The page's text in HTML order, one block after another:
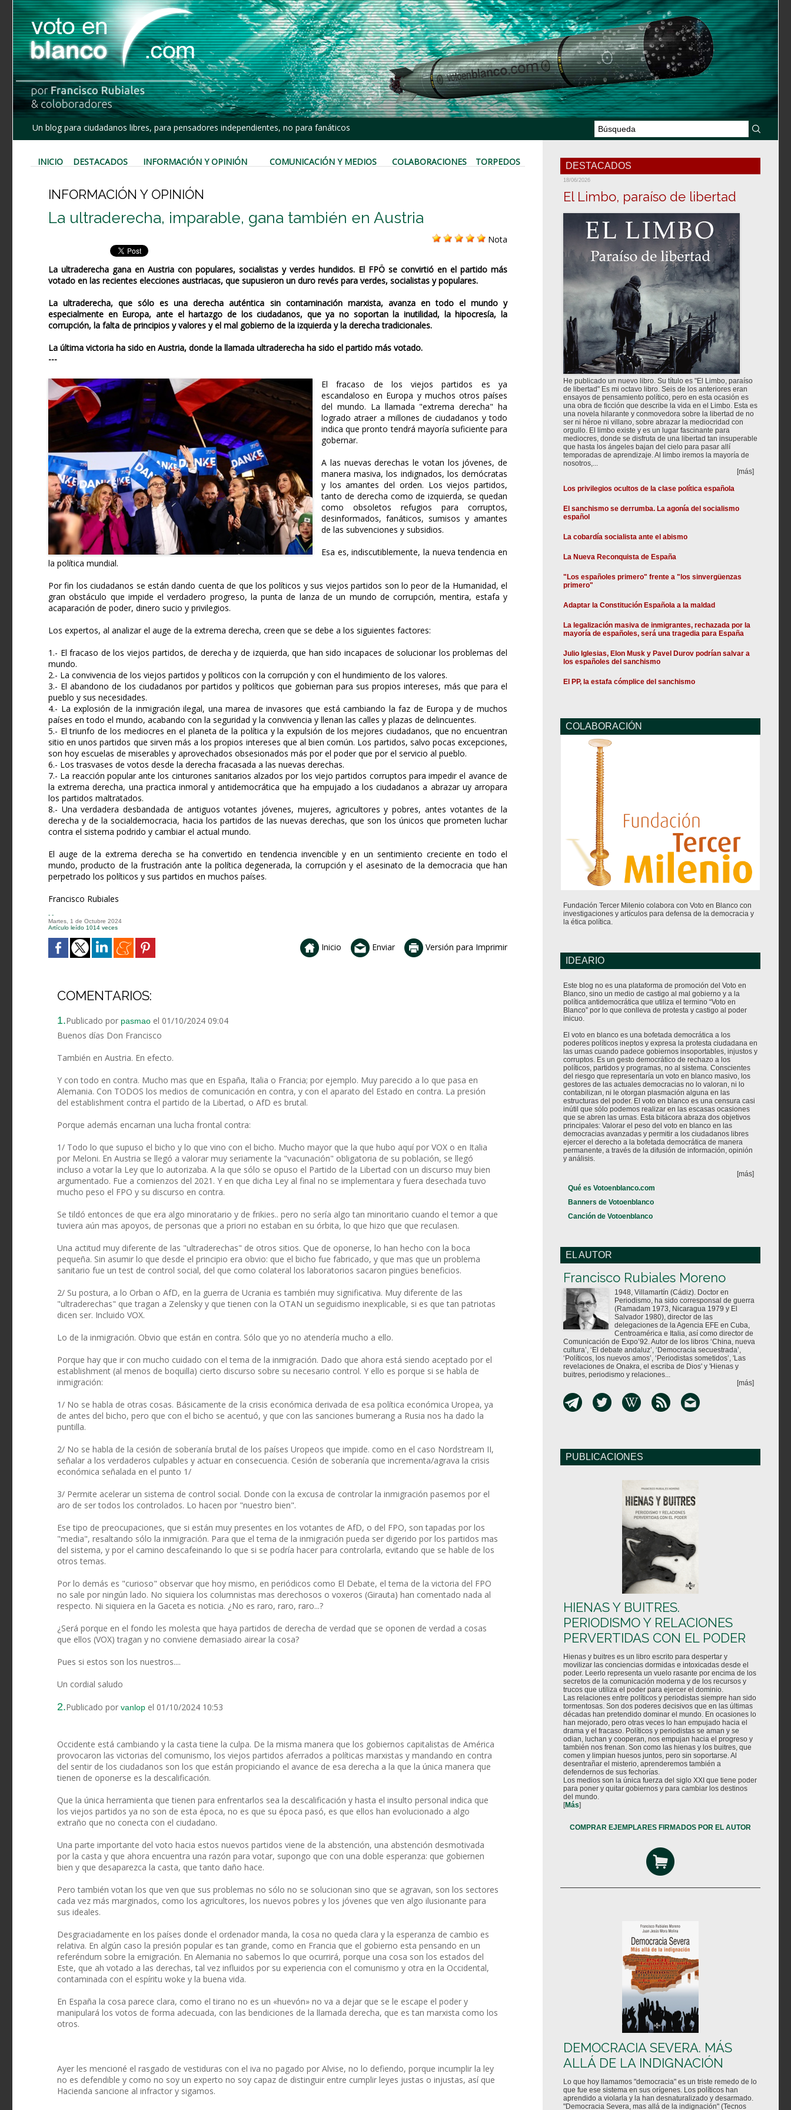
Un blog para ciudadanos libres, para pensadores independientes, no para fanáticos
INICIO DESTACADOS INFORMACIÓN Y OPINIÓN COMUNICACIÓN Y MEDIOS COLABORACIONES TORPEDOS
INFORMACIÓN Y OPINIÓN
La ultraderecha, imparable, gana también en Austria
Nota
La ultraderecha gana en Austria con populares, socialistas y verdes hundidos. El FPÖ se convirtió en el partido más
votado en las recientes elecciones austriacas, que supusieron un duro revés para verdes, socialistas y populares.
La ultraderecha, que sólo es una derecha auténtica sin contaminación marxista, avanza en todo el mundo y
especialmente en Europa, ante el hartazgo de los ciudadanos, que ya no soportan la inutilidad, la hipocresía, la
corrupción, la falta de principios y valores y el mal gobierno de la izquierda y la derecha tradicionales.
La última victoria ha sido en Austria, donde la llamada ultraderecha ha sido el partido más votado.
---
El fracaso de los viejos partidos es ya
escandaloso en Europa y muchos otros países
del mundo. La llamada "extrema derecha" ha
logrado atraer a millones de ciudadanos y todo
indica que pronto tendrá mayoría suficiente para
gobernar.
A las nuevas derechas le votan los jóvenes, de
manera masiva, los indignados, los demócratas
y los amantes del orden. Los viejos partidos,
tanto de derecha como de izquierda, se quedan
como obsoletos refugios para corruptos,
desinformados, fanáticos, sumisos y amantes
de las subvenciones y subsidios.
Esa es, indiscutiblemente, la nueva tendencia en
la política mundial.
Por fin los ciudadanos se están dando cuenta de que los políticos y sus viejos partidos son lo peor de la Humanidad, el
gran obstáculo que impide el verdadero progreso, la punta de lanza de un mundo de corrupción, mentira, estafa y
acaparación de poder, dinero sucio y privilegios.
Los expertos, al analizar el auge de la extrema derecha, creen que se debe a los siguientes factores:
1.- El fracaso de los viejos partidos, de derecha y de izquierda, que han sido incapaces de solucionar los problemas del
mundo.
2.- La convivencia de los viejos partidos y políticos con la corrupción y con el hundimiento de los valores.
3.- El abandono de los ciudadanos por partidos y políticos que gobiernan para sus propios intereses, más que para el
pueblo y sus necesidades.
4.- La explosión de la inmigración ilegal, una marea de invasores que está cambiando la faz de Europa y de muchos
países en todo el mundo, acabando con la seguridad y la convivencia y llenan las calles y plazas de delincuentes.
5.- El triunfo de los mediocres en el planeta de la política y la expulsión de los mejores ciudadanos, que no encuentran
sitio en unos partidos que sirven más a los propios intereses que al bien común. Los partidos, salvo pocas excepciones,
son hoy escuelas de miserables y aprovechados obsesionados más por el poder que por el servicio al pueblo.
6.- Los trasvases de votos desde la derecha fracasada a las nuevas derechas.
7.- La reacción popular ante los cinturones sanitarios alzados por los viejo partidos corruptos para impedir el avance de
la extrema derecha, una practica inmoral y antidemocrática que ha empujado a los ciudadanos a abrazar uy arropara
los partidos maltratados.
8.- Una verdadera desbandada de antiguos votantes jóvenes, mujeres, agricultores y pobres, antes votantes de la
derecha y de la socialdemocracia, hacia los partidos de las nuevas derechas, que son los únicos que prometen luchar
contra el sistema podrido y cambiar el actual mundo.
El auge de la extrema derecha se ha convertido en tendencia invencible y en un sentimiento creciente en todo el
mundo, producto de la frustración ante la política degenerada, la corrupción y el asesinato de la democracia que han
perpetrado los políticos y sus partidos en muchos países.
Francisco Rubiales
- -
Martes, 1 de Octubre 2024
Artículo leído 1014 veces
Inicio Enviar Versión para Imprimir
COMENTARIOS:
1.Publicado por pasmao el 01/10/2024 09:04
Buenos días Don Francisco
También en Austria. En efecto.
Y con todo en contra. Mucho mas que en España, Italia o Francia; por ejemplo. Muy parecido a lo que pasa en
Alemania. Con TODOS los medios de comunicación en contra, y con el aparato del Estado en contra. La presión
del establishment contra el partido de la Libertad, o AfD es brutal.
Porque además encarnan una lucha frontal contra:
1/ Todo lo que supuso el bicho y lo que vino con el bicho. Mucho mayor que la que hubo aquí por VOX o en Italia
por Meloni. En Austria se llegó a valorar muy seriamente la "vacunación" obligatoria de su población, se llegó
incluso a votar la Ley que lo autorizaba. A la que sólo se opuso el Partido de la Libertad con un discurso muy bien
argumentado. Fue a comienzos del 2021. Y en que dicha Ley al final no se implementara y fuera desechada tuvo
mucho peso el FPO y su discurso en contra.
Se tildó entonces de que era algo minoratario y de frikies.. pero no sería algo tan minoritario cuando el temor a que
tuviera aún mas apoyos, de personas que a priori no estaban en su órbita, lo que hizo que que reculasen.
Una actitud muy diferente de las "ultraderechas" de otros sitios. Que de oponerse, lo han hecho con la boca
pequeña. Sin asumir lo que desde el principio era obvio: que el bicho fue fabricado, y que mas que un problema
sanitario fue un test de control social, del que como colateral los laboratorios sacaron pingües beneficios.
2/ Su postura, a lo Orban o AfD, en la guerra de Ucrania es también muy significativa. Muy diferente de las
"ultraderechas" que tragan a Zelensky y que tienen con la OTAN un seguidismo inexplicable, si es que tan patriotas
dicen ser. Incluido VOX.
Lo de la inmigración. Obvio que están en contra. Sólo que yo no atendería mucho a ello.
Porque hay que ir con mucho cuidado con el tema de la inmigración. Dado que ahora está siendo aceptado por el
establishment (al menos de boquilla) cierto discurso sobre su necesario control. Y ello es porque si se habla de
inmigración:
1/ No se habla de otras cosas. Básicamente de la crisis económica derivada de esa política económica Uropea, ya
de antes del bicho, pero que con el bicho se acentuó, y que con las sanciones bumerang a Rusia nos ha dado la
puntilla.
2/ No se habla de la cesión de soberanía brutal de los países Uropeos que impide. como en el caso Nordstream II,
señalar a los verdaderos culpables y actuar en consecuencia. Cesión de soberanía que incrementa/agrava la crisis
económica señalada en el punto 1/
3/ Permite acelerar un sistema de control social. Donde con la excusa de controlar la inmigración pasemos por el
aro de ser todos los controlados. Lo hacen por "nuestro bien".
Ese tipo de preocupaciones, que si están muy presentes en los votantes de AfD, o del FPO, son tapadas por los
"media", resaltando sólo la inmigración. Para que el tema de la inmigración pueda ser digerido por los partidos mas
del sistema, y por el camino descafeinando lo que si se podría hacer para controlarla, evitando que se hable de los
otros temas.
Por lo demás es "curioso" observar que hoy mismo, en periódicos como El Debate, el tema de la victoria del FPO
no sale por ningún lado. No siquiera los columnistas mas derechosos o voxeros (Girauta) han comentado nada al
respecto. Ni siquiera en la Gaceta es noticia. ¿No es raro, raro, raro...?
¿Será porque en el fondo les molesta que haya partidos de derecha de verdad que se oponen de verdad a cosas
que ellos (VOX) tragan y no conviene demasiado airear la cosa?
Pues si estos son los nuestros....
Un cordial saludo
2.Publicado por vanlop el 01/10/2024 10:53
Occidente está cambiando y la casta tiene la culpa. De la misma manera que los gobiernos capitalistas de América
provocaron las victorias del comunismo, los viejos partidos aferrados a políticas marxistas y mandando en contra
del sentir de los ciudadanos son los que están propiciando el avance de esa derecha a la que la única manera que
tienen de oponerse es la descalificación.
Que la única herramienta que tienen para enfrentarlos sea la descalificación y hasta el insulto personal indica que
los viejos partidos ya no son de esta época, no es que su época pasó, es que ellos han evolucionado a algo
extraño que no conecta con el ciudadano.
Una parte importante del voto hacia estos nuevos partidos viene de la abstención, una abstención desmotivada
por la casta y que ahora encuentra una razón para votar, supongo que con una doble esperanza: que gobiernen
bien y que desaparezca la casta, que tanto daño hace.
Pero también votan los que ven que sus problemas no sólo no se solucionan sino que se agravan, son los sectores
cada vez más marginados, como los agricultores, los nuevos pobres y los jóvenes que ven algo ilusionante para
sus ideales.
Desgraciadamente en los países donde el ordenador manda, la cosa no queda clara y la esperanza de cambio es
relativa. En algún caso la presión popular es tan grande, como en Francia que el gobierno esta pensando en un
referéndum sobre la emigración. En Alemania no sabemos lo que ocurrirá, porque una cosa son los estados del
Este, que ah votado a las derechas, tal vez influidos por su experiencia con el comunismo y otra en la Occidental,
contaminada con el espíritu woke y la buena vida.
En España la cosa parece clara, como el tirano no es un «huevón» no va a dejar que se le escape el poder y
manipulará los votos de forma adecuada, con las bendiciones de la llamada derecha, que es tan marxista como los
otros.
Ayer les mencioné el rasgado de vestiduras con el iva no pagado por Alvise, no lo defiendo, porque incumplir la ley
no es defendible y como no soy un experto no soy capaz de distinguir entre cumplir leyes justas o injustas, así que
Hacienda sancione al infractor y sigamos.
DESTACADOS
18/06/2026
El Limbo, paraíso de libertad
He publicado un nuevo libro. Su título es "El Limbo, paraíso
de libertad" Es mi octavo libro. Seis de los anteriores eran
ensayos de pensamiento político, pero en esta ocasión es
una obra de ficción que describe la vida en el Limbo. Esta es
una novela hilarante y conmovedora sobre la libertad de no
ser ni héroe ni villano, sobre abrazar la mediocridad con
orgullo. El limbo existe y es un lugar fascinante para
mediocres, donde se disfruta de una libertad tan insuperable
que hasta los ángeles bajan del cielo para pasar allí
temporadas de aprendizaje. Al limbo iremos la mayoría de
nosotros,...
[más]
Los privilegios ocultos de la clase política española
El sanchismo se derrumba. La agonía del socialismo
español
La cobardía socialista ante el abismo
La Nueva Reconquista de España
"Los españoles primero" frente a "los sinvergüenzas
primero"
Adaptar la Constitución Española a la maldad
La legalización masiva de inmigrantes, rechazada por la
mayoría de españoles, será una tragedia para España
Julio Iglesias, Elon Musk y Pavel Durov podrían salvar a
los españoles del sanchismo
El PP, la estafa cómplice del sanchismo
COLABORACIÓN
Fundación Tercer Milenio colabora con Voto en Blanco con
investigaciones y artículos para defensa de la democracia y
la ética política.
IDEARIO
Este blog no es una plataforma de promoción del Voto en
Blanco, sino un medio de castigo al mal gobierno y a la
política antidemocrática que utiliza el termino “Voto en
Blanco” por lo que conlleva de protesta y castigo al poder
inicuo.
El voto en blanco es una bofetada democrática a los
poderes políticos ineptos y expresa la protesta ciudadana en
las urnas cuando padece gobiernos insoportables, injustos y
corruptos. Es un gesto democrático de rechazo a los
políticos, partidos y programas, no al sistema. Conscientes
del riesgo que representaría un voto en blanco masivo, los
gestores de las actuales democracias no lo valoran, ni lo
contabilizan, ni le otorgan plasmación alguna en las
estructuras del poder. El voto en blanco es una censura casi
inútil que sólo podemos realizar en las escasas ocasiones
que se abren las urnas. Esta bitácora abraza dos objetivos
principales: Valorar el peso del voto en blanco en las
democracias avanzadas y permitir a los ciudadanos libres
ejercer el derecho a la bofetada democrática de manera
permanente, a través de la difusión de información, opinión
y análisis.
[más]
Qué es Votoenblanco.com
Banners de Votoenblanco
Canción de Votoenblanco
EL AUTOR
Francisco Rubiales Moreno
1948, Villamartín (Cádiz). Doctor en
Periodismo, ha sido corresponsal de guerra
(Ramadam 1973, Nicaragua 1979 y El
Salvador 1980), director de las
delegaciones de la Agencia EFE en Cuba,
Centroamérica e Italia, así como director de
Comunicación de Expo’92. Autor de los libros ‘China, nueva
cultura’, ‘El debate andaluz’, ‘Democracia secuestrada’,
‘Políticos, los nuevos amos’, ‘Periodistas sometidos’, 'Las
revelaciones de Onakra, el escriba de Dios' y 'Hienas y
buitres, periodismo y relaciones...
[más]
PUBLICACIONES
HIENAS Y BUITRES.
PERIODISMO Y RELACIONES
PERVERTIDAS CON EL PODER
Hienas y buitres es un libro escrito para despertar y
movilizar las conciencias dormidas e intoxicadas desde el
poder. Leerlo representa un vuelo rasante por encima de los
secretos de la comunicación moderna y de los recursos y
trucos que utiliza el poder para ejercer el dominio.
Las relaciones entre políticos y periodistas siempre han sido
tormentosas. Son dos poderes decisivos que en las últimas
décadas han pretendido dominar el mundo. En ocasiones lo
han mejorado, pero otras veces lo han empujado hacia el
drama y el fracaso. Políticos y periodistas se aman y se
odian, luchan y cooperan, nos empujan hacia el progreso y
también nos frenan. Son como las hienas y los buitres, que
comen y limpian huesos juntos, pero sin soportarse. Al
desentrañar el misterio, aprenderemos también a
defendernos de sus fechorías.
Los medios son la única fuerza del siglo XXI que tiene poder
para poner y quitar gobiernos y para cambiar los destinos
del mundo.
[Más]
COMPRAR EJEMPLARES FIRMADOS POR EL AUTOR
DEMOCRACIA SEVERA. MÁS
ALLÁ DE LA INDIGNACIÓN
Lo que hoy llamamos "democracia" es un triste remedo de lo
que fue ese sistema en sus orígenes. Los políticos han
aprendido a violarla y la han desnaturalizado y desarmado.
"Democracia Severa, mas allá de la indignación" (Tecnos